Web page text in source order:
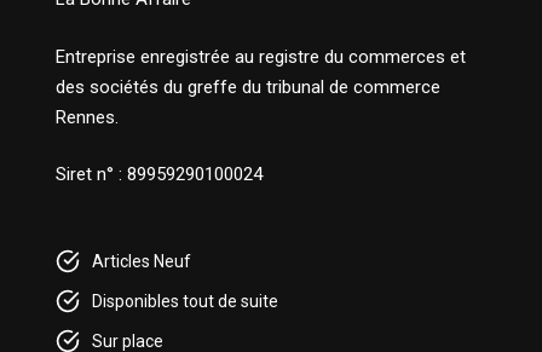
Entreprise enregistrée au registre du commerces et
des sociétés du greffe du tribunal de commerce
Rennes.
Siret n° : 89959290100024
Articles Neuf
Disponibles tout de suite
Sur place